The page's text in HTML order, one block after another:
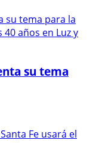
su tema